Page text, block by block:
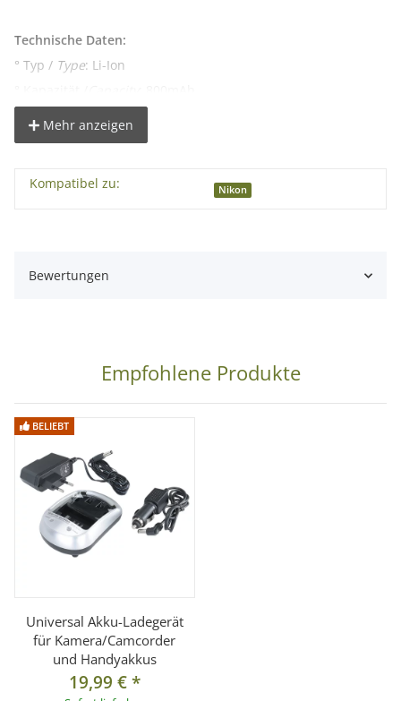
Technische Daten:
° Typ / Type: Li-Ion
° Abmessungen / Measure: 44,2 x 31,5 x 7,6 mm
Mehr anzeigen
Kompatibel zu: Nikon
Bewertungen
Empfohlene Produkte
BELIEBT
Universal Akku-Ladegerät
für Kamera/Camcorder
und Handyakkus
19,99 €*